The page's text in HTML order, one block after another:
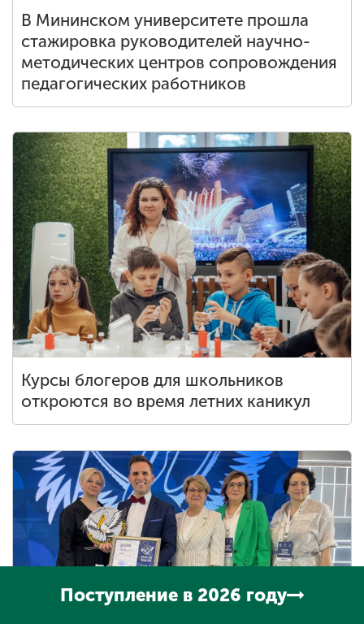
В Мининском университете прошла
стажировка руководителей научно-
методических центров сопровождения
педагогических работников
Курсы блогеров для школьников
откроются во время летних каникул
Поступление в 2026 году